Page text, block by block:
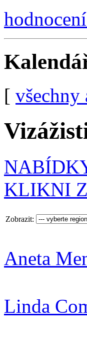
[ všechny
KLIKNI
Zobrazit:
Aneta
Linda